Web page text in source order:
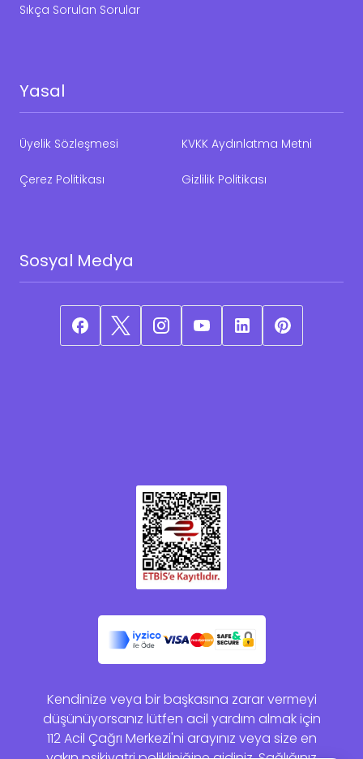
Sıkça Sorulan Sorular
Yasal
Üyelik Sözleşmesi KVKK Aydınlatma Metni
Çerez Politikası Gizlilik Politikası
Sosyal Medya
Kendinize veya bir başkasına zarar vermeyi
düşünüyorsanız lütfen acil yardım almak için
112 Acil Çağrı Merkezi'ni arayınız veya size en